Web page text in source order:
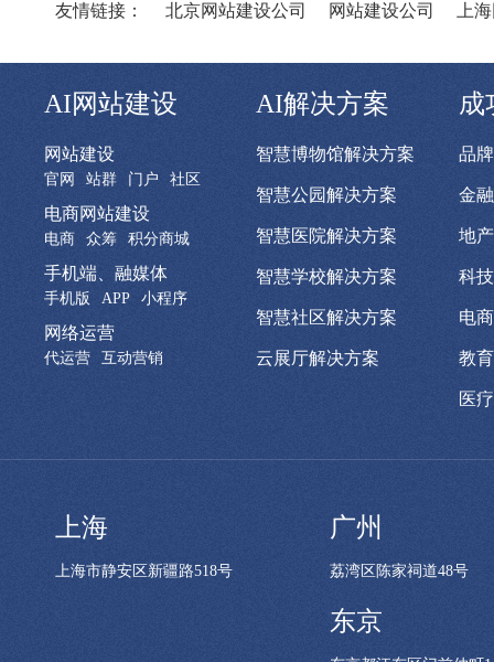
友情链接： 北京网站建设公司 网站建设公司 上
AI网站建设
网站建设
官网 站群 门户 社区
电商网站建设
电商 众筹 积分商城
手机端、融媒体
手机版 APP 小程序
网络运营
代运营 互动营销
AI解决方案
智慧博物馆解决方案
智慧公园解决方案
智慧医院解决方案
智慧学校解决方案
智慧社区解决方案
云展厅解决方案
成
品
金
地
科
电
教
医
上海
上海市静安区新疆路518号
广州
荔湾区陈家祠道48号
东京